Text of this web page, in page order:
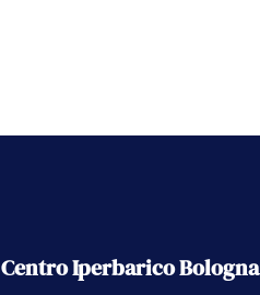
Centro Iperbarico Bologna